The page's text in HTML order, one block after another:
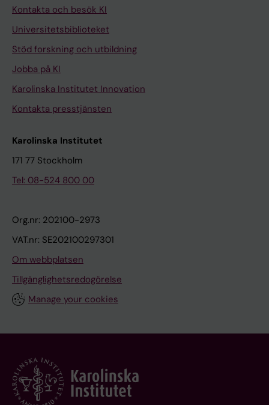
Kontakta och besök KI
Universitetsbiblioteket
Stöd forskning och utbildning
Jobba på KI
Karolinska Institutet Innovation
Kontakta presstjänsten
Karolinska Institutet
171 77 Stockholm
Tel: 08-524 800 00
Org.nr: 202100-2973
VAT.nr: SE202100297301
Om webbplatsen
Tillgänglighetsredogörelse
Manage your cookies